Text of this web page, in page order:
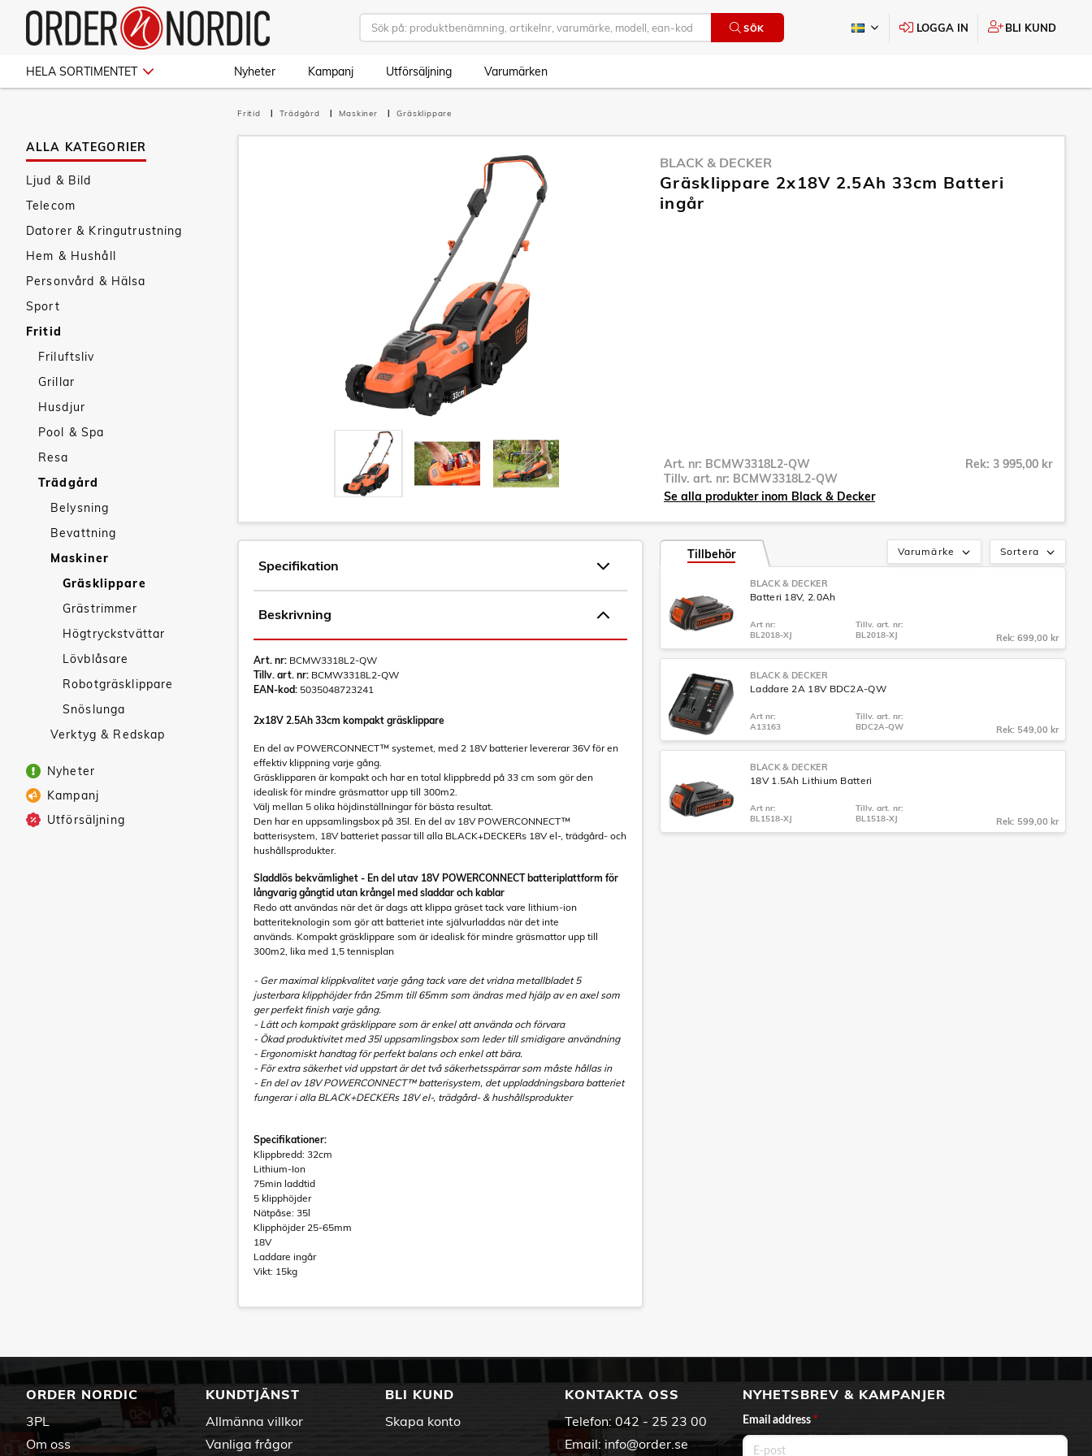
SÖK LOGGA IN BLI KUND
HELA SORTIMENTET Nyheter Kampanj Utförsäljning Varumärken
ALLA KATEGORIER
Ljud & Bild
Telecom
Datorer & Kringutrustning
Hem & Hushåll
Personvård & Hälsa
Sport
Fritid
Friluftsliv
Grillar
Husdjur
Pool & Spa
Resa
Trädgård
Belysning
Bevattning
Maskiner
Gräsklippare
Grästrimmer
Högtryckstvättar
Lövblåsare
Robotgräsklippare
Snöslunga
Verktyg & Redskap
Nyheter
Kampanj
Utförsäljning
Fritid Trädgård Maskiner Gräsklippare
BLACK & DECKER
Gräsklippare 2x18V 2.5Ah 33cm Batteri
ingår
Art. nr: BCMW3318L2-QW
Tillv. art. nr: BCMW3318L2-QW
Rek: 3 995,00 kr
Se alla produkter inom Black & Decker
Specifikation
Beskrivning
Art. nr: BCMW3318L2-QW
Tillv. art. nr: BCMW3318L2-QW
EAN-kod: 5035048723241
2x18V 2.5Ah 33cm kompakt gräsklippare
En del av POWERCONNECT™ systemet, med 2 18V batterier levererar 36V för en
effektiv klippning varje gång.
Gräsklipparen är kompakt och har en total klippbredd på 33 cm som gör den
idealisk för mindre gräsmattor upp till 300m2.
Välj mellan 5 olika höjdinställningar för bästa resultat.
Den har en uppsamlingsbox på 35l. En del av 18V POWERCONNECT™
batterisystem, 18V batteriet passar till alla BLACK+DECKERs 18V el-, trädgård- och
hushållsprodukter.
Sladdlös bekvämlighet - En del utav 18V POWERCONNECT batteriplattform för
långvarig gångtid utan krångel med sladdar och kablar
Redo att användas när det är dags att klippa gräset tack vare lithium-ion
batteriteknologin som gör att batteriet inte självurladdas när det inte
används. Kompakt gräsklippare som är idealisk för mindre gräsmattor upp till
300m2, lika med 1,5 tennisplan
- Ger maximal klippkvalitet varje gång tack vare det vridna metallbladet 5
justerbara klipphöjder från 25mm till 65mm som ändras med hjälp av en axel som
ger perfekt finish varje gång.
- Lätt och kompakt gräsklippare som är enkel att använda och förvara
- Ökad produktivitet med 35l uppsamlingsbox som leder till smidigare användning
- Ergonomiskt handtag för perfekt balans och enkel att bära.
- För extra säkerhet vid uppstart är det två säkerhetsspärrar som måste hållas in
- En del av 18V POWERCONNECT™ batterisystem, det uppladdningsbara batteriet
fungerar i alla BLACK+DECKERs 18V el-, trädgård- & hushållsprodukter
Specifikationer:
Klippbredd: 32cm
Lithium-Ion
75min laddtid
5 klipphöjder
Nätpåse: 35l
Klipphöjder 25-65mm
18V
Laddare ingår
Vikt: 15kg
Sortera
Varumärke
Tillbehör
BLACK & DECKER
Batteri 18V, 2.0Ah
Art nr:
BL2018-XJ
Tillv. art. nr:
BL2018-XJ
Rek: 699,00 kr
BLACK & DECKER
Laddare 2A 18V BDC2A-QW
Art nr:
A13163
Tillv. art. nr:
BDC2A-QW
Rek: 549,00 kr
BLACK & DECKER
18V 1.5Ah Lithium Batteri
Art nr:
BL1518-XJ
Tillv. art. nr:
BL1518-XJ
Rek: 599,00 kr
ORDER NORDIC
3PL
Om oss
KUNDTJÄNST
Allmänna villkor
Vanliga frågor
BLI KUND
Skapa konto
KONTAKTA OSS
Telefon: 042 - 25 23 00
Email: info@order.se
NYHETSBREV & KAMPANJER
Email address *